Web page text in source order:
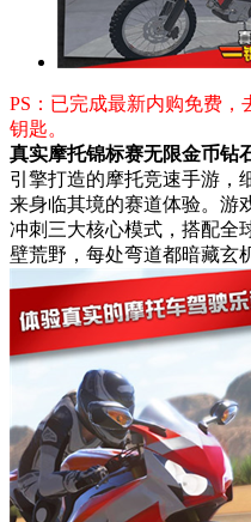
PS：已完成最新内购免费，
钥匙。
真实摩托锦标赛无限金币钻
引擎打造的摩托竞速手游，
来身临其境的赛道体验。游
冲刺三大核心模式，搭配全
壁荒野，每处弯道都暗藏玄